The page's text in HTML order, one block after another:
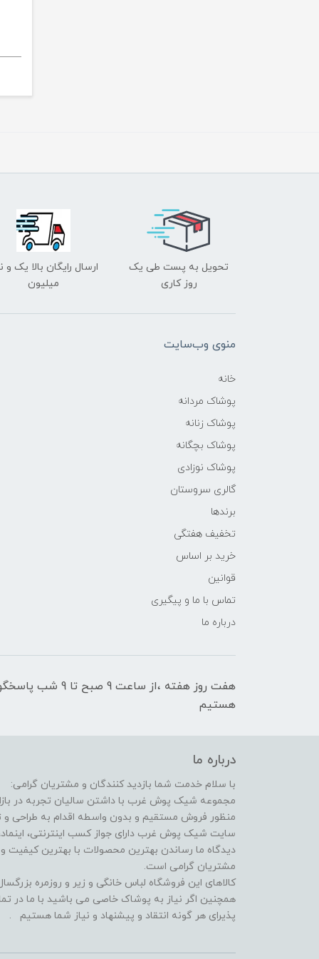
تحویل به پست طی یک
روز کاری
ارسال رایگان بالا یک و
میلیون
منوی وب‌سایت
خانه
پوشاک مردانه
پوشاک زنانه
پوشاک بچگانه
پوشاک نوزادی
گالری سروستان
برندها
تخفیف هفتگی
خرید بر اساس
قوانین
تماس با ما و پیگیری
درباره ما
هفت روز هفته ،از
هستیم
درباره ما
با سلام خدمت شما بازدید کنندگان و مشتریان گرامی:
مجموعه شیک پوش غرب با داشتن سالیان تجربه در
منظور فروش مستقیم و بدون واسطه اقدام به طراحی
سایت شیک پوش غرب دارای جواز کسب اینترنتی،
دیدگاه ما رساندن بهترین محصولات با بهترین
مشتریان گرامی است.
کالاهای این فروشگاه لباس خانگی و زیر و روزمره
همچنین اگر نیاز به پوشاک خاصی می باشید با ما در
پذیرای هر گونه انتقاد و پیشنهاد و نیاز شما هستیم .